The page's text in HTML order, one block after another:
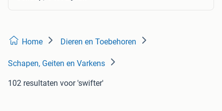
Home Dieren en Toebehoren
Schapen, Geiten en Varkens
102 resultaten voor 'swifter'